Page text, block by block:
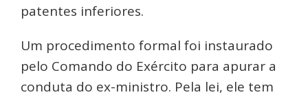
patentes inferiores.
Um procedimento formal foi instaurado
pelo Comando do Exército para apurar a
conduta do ex-ministro. Pela lei, ele tem